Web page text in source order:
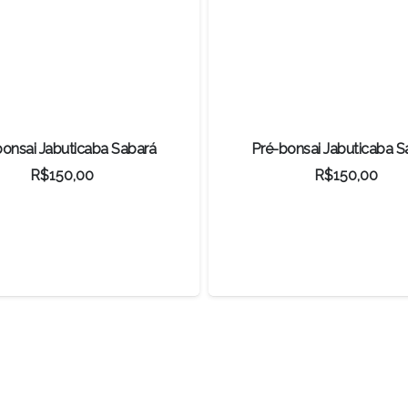
Jabuticaba Sabará
R$150,00
Pré-bonsai Jabuticaba
R$150,00